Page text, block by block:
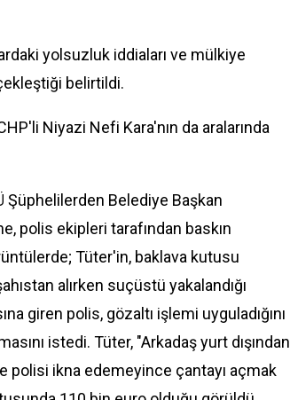
yolsuzluk iddiaları ve mülkiye
belirtildi.
Niyazi Nefi Kara'nın da aralarında
Şüphelilerden Belediye Başkan
polis ekipleri tarafından baskın
Tüter'in, baklava kutusu
alırken suçüstü yakalandığı
giren polis, gözaltı işlemi uyguladığını
istedi. Tüter, "Arkadaş yurt dışından
polisi ikna edemeyince çantayı açmak